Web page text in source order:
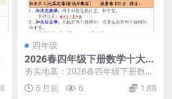
四年级
2026春四年级下册数学十大必
背考点总结全册重点专项复习
夯实地基：2026春四年级下册数学
十大必背考点总结深度解析 大家
好，我是学科星。...
6 月前 6 1.88